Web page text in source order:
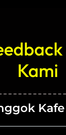
Kami
Kafe